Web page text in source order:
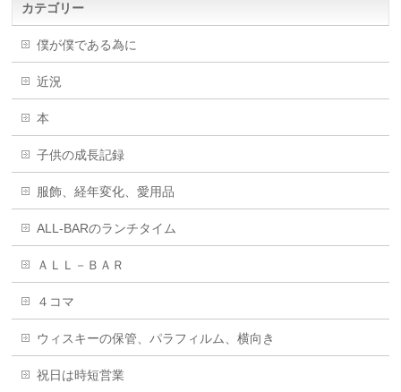
カテゴリー
僕が僕である為に
近況
本
子供の成長記録
服飾、経年変化、愛用品
ALL-BARのランチタイム
ＡＬＬ－ＢＡＲ
４コマ
ウィスキーの保管、パラフィルム、横向き
祝日は時短営業